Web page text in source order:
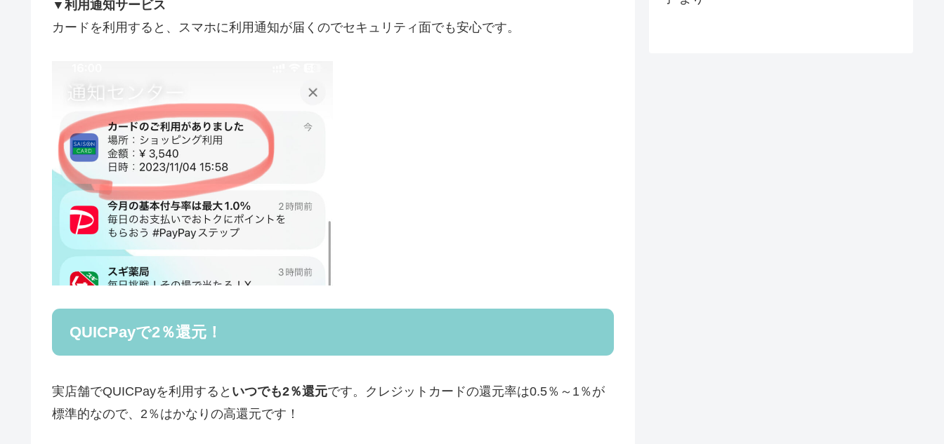
▼利用通知サービス
カードを利用すると、スマホに利用通知が届くのでセキュリティ面でも安心です。
QUICPayで2％還元！
実店舗でQUICPayを利用すると いつでも2％還元です。クレジットカードの還元率は0.5％～1％が
標準的なので、2％はかなりの高還元です！